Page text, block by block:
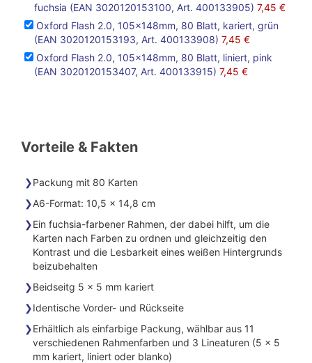
fuchsia (EAN 3020120153100, Art. 400133905) 7,45 €
Oxford Flash 2.0, 105x148mm, 80 Blatt, kariert, grün
(EAN 3020120153193, Art. 400133908) 7,45 €
Oxford Flash 2.0, 105x148mm, 80 Blatt, liniert, pink
(EAN 3020120153407, Art. 400133915) 7,45 €
Vorteile & Fakten
Packung mit 80 Karten
A6-Format: 10,5 x 14,8 cm
Ein fuchsia-farbener Rahmen, der dabei hilft, um die
Karten nach Farben zu ordnen und gleichzeitig den
Kontrast und die Lesbarkeit eines weißen Hintergrunds
beizubehalten
Beidseitg 5 x 5 mm kariert
Identische Vorder- und Rückseite
Erhältlich als einfarbige Packung, wählbar aus 11
verschiedenen Rahmenfarben und 3 Lineaturen (5 x 5
mm kariert, liniert oder blanko)